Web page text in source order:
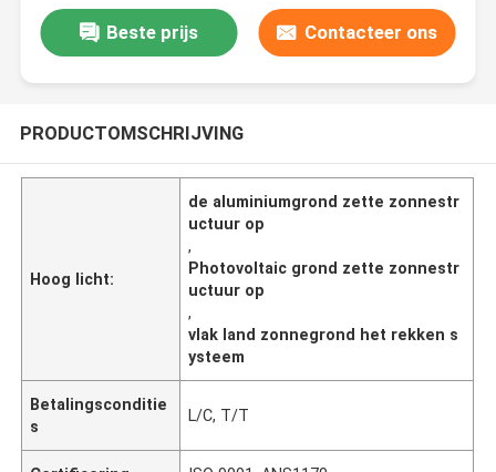
Beste prijs Contacteer ons
PRODUCTOMSCHRIJVING
Hoog licht:
de aluminiumgrond zette zonnestr
uctuur op
,
Photovoltaic grond zette zonnestr
uctuur op
,
vlak land zonnegrond het rekken s
ysteem
Betalingsconditie
s
L/C, T/T